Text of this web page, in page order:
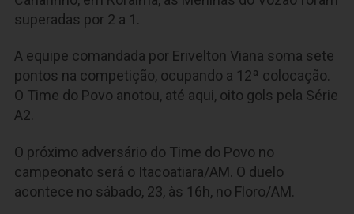
superadas por 2 a 1.
A equipe comandada por Erivelton Viana soma sete
pontos na competição, ocupando a 12ª colocação.
O Time do Povo anotou, até aqui, oito gols pela Série
A2.
O próximo adversário do Time do Povo no
campeonato será o Itacoatiara/AM. O duelo
acontece no sábado, 23, às 16h, no Floro/AM.